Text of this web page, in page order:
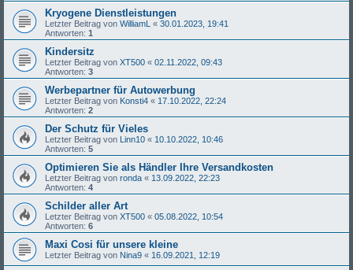
Kryogene Dienstleistungen
Letzter Beitrag von WilliamL « 30.01.2023, 19:41
Antworten: 1
Kindersitz
Letzter Beitrag von XT500 « 02.11.2022, 09:43
Antworten: 3
Werbepartner für Autowerbung
Letzter Beitrag von Konsti4 « 17.10.2022, 22:24
Antworten: 2
Der Schutz für Vieles
Letzter Beitrag von Linn10 « 10.10.2022, 10:46
Antworten: 5
Optimieren Sie als Händler Ihre Versandkosten
Letzter Beitrag von ronda « 13.09.2022, 22:23
Antworten: 4
Schilder aller Art
Letzter Beitrag von XT500 « 05.08.2022, 10:54
Antworten: 6
Maxi Cosi für unsere kleine
Letzter Beitrag von Nina9 « 16.09.2021, 12:19